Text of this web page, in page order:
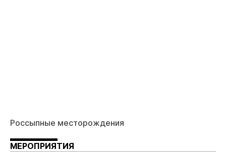
Россыпные месторождения
МЕРОПРИЯТИЯ